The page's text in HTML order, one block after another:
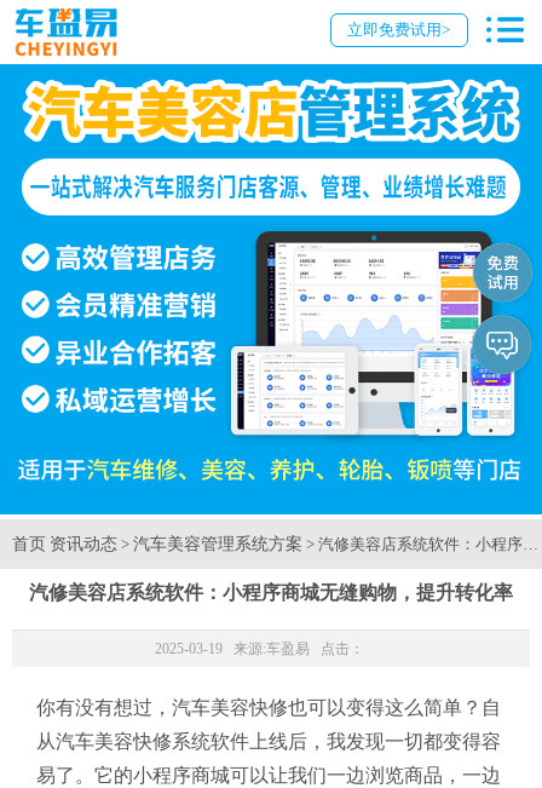
立即免费试用>
首页 资讯动态 > 汽车美容管理系统方案 > 汽修美容店系统软件：小程序
汽修美容店系统软件：小程序商城无缝购物，提升转化率
2025-03-19 来源:车盈易 点击：
你有没有想过，汽车美容快修也可以变得这么简单？自
从汽车美容快修系统软件上线后，我发现一切都变得容
易了。它的小程序商城可以让我们一边浏览商品，一边